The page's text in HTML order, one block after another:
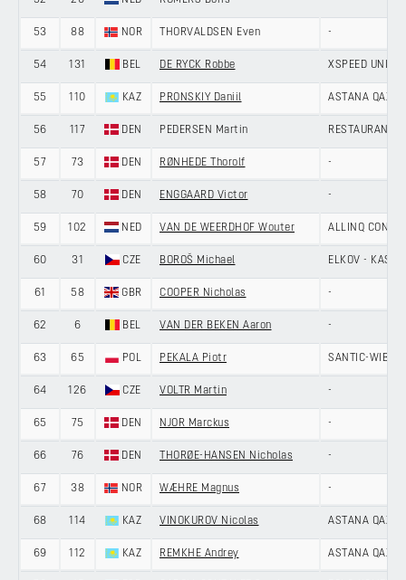
53 88 NOR THORVALDSEN Even -
54 131 BEL DE RYCK Robbe XSPEED
55 110 KAZ PRONSKIY Daniil ASTANA
56 117 DEN PEDERSEN Martin RESTAURANT
57 73 DEN RØNHEDE Thorolf -
58 70 DEN ENGGAARD Victor -
59 102 NED VAN DE WEERDHOF Wouter ALLINQ
60 31 CZE BOROŠ Michael ELKOV -
61 58 GBR COOPER Nicholas -
62 6 BEL VAN DER BEKEN Aaron -
63 65 POL PEKALA Piotr SANTIC-
64 126 CZE VOLTR Martin -
65 75 DEN NJOR Marckus -
66 76 DEN THORØE-HANSEN Nicholas -
67 38 NOR WÆHRE Magnus -
68 114 KAZ VINOKUROV Nicolas ASTANA
69 112 KAZ REMKHE Andrey ASTANA